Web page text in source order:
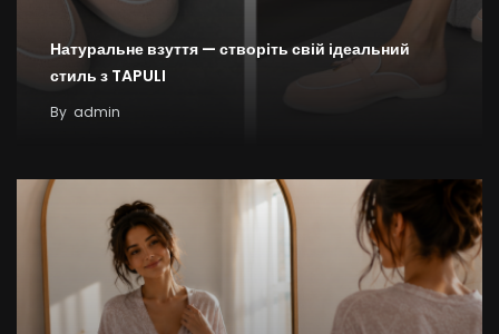
Натуральне взуття — створіть свій ідеальний
стиль з TAPULI
By admin